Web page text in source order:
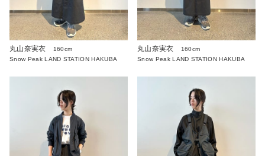
丸山奈実衣
160cm
Snow Peak LAND STATION HAKUBA
丸山奈実衣
160cm
Snow Peak LAND STATION HAKUBA